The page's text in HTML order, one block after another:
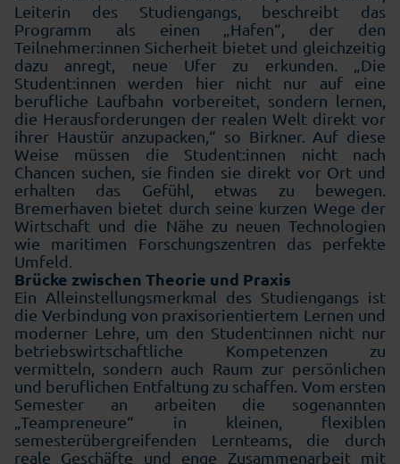
Leiterin des Studiengangs, beschreibt das
Programm als einen „Hafen“, der den
Teilnehmer:innen Sicherheit bietet und gleichzeitig
dazu anregt, neue Ufer zu erkunden. „Die
Student:innen werden hier nicht nur auf eine
berufliche Laufbahn vorbereitet, sondern lernen,
die Herausforderungen der realen Welt direkt vor
ihrer Haustür anzupacken,“ so Birkner. Auf diese
Weise müssen die Student:innen nicht nach
Chancen suchen, sie finden sie direkt vor Ort und
erhalten das Gefühl, etwas zu bewegen.
Bremerhaven bietet durch seine kurzen Wege der
Wirtschaft und die Nähe zu neuen Technologien
wie maritimen Forschungszentren das perfekte
Umfeld.
Brücke zwischen Theorie und Praxis
Ein Alleinstellungsmerkmal des Studiengangs ist
die Verbindung von praxisorientiertem Lernen und
moderner Lehre, um den Student:innen nicht nur
betriebswirtschaftliche Kompetenzen zu
vermitteln, sondern auch Raum zur persönlichen
und beruflichen Entfaltung zu schaffen. Vom ersten
Semester an arbeiten die sogenannten
„Teampreneure“ in kleinen, flexiblen
semesterübergreifenden Lernteams, die durch
reale Geschäfte und enge Zusammenarbeit mit